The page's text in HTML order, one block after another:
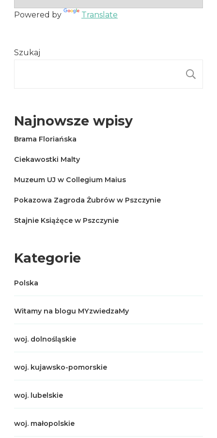
Powered by Translate
Szukaj
Najnowsze wpisy
Brama Floriańska
Ciekawostki Malty
Muzeum UJ w Collegium Maius
Pokazowa Zagroda Żubrów w Pszczynie
Stajnie Książęce w Pszczynie
Kategorie
Polska
Witamy na blogu MYzwiedzaMy
woj. dolnośląskie
woj. kujawsko-pomorskie
woj. lubelskie
woj. małopolskie